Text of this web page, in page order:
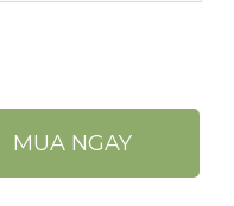
Dáng Thể Thao
MUA NGAY